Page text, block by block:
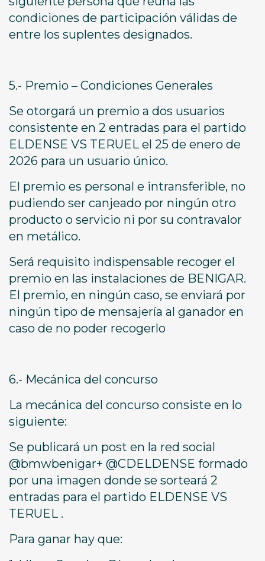
condiciones de participación válidas de
entre los suplentes designados.
5.- Premio – Condiciones Generales
Se otorgará un premio a dos usuarios
consistente en 2 entradas para el partido
ELDENSE VS TERUEL el 25 de enero de
2026 para un usuario único.
El premio es personal e intransferible, no
pudiendo ser canjeado por ningún otro
producto o servicio ni por su contravalor
en metálico.
Será requisito indispensable recoger el
premio en las instalaciones de BENIGAR.
El premio, en ningún caso, se enviará por
ningún tipo de mensajería al ganador en
caso de no poder recogerlo
6.- Mecánica del concurso
La mecánica del concurso consiste en lo
siguiente:
Se publicará un post en la red social
@bmwbenigar+ @CDELDENSE formado
por una imagen donde se sorteará 2
entradas para el partido ELDENSE VS
TERUEL .
Para ganar hay que: